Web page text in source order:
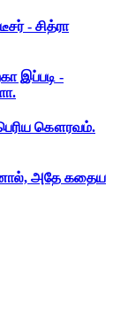
- சித்ரா
இப்படி -
கௌரவம்.
அதே கதைய